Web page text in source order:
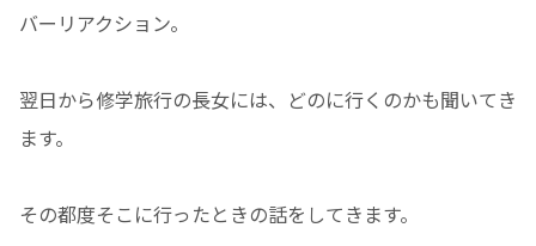
バーリアクション。
翌日から修学旅行の長女には、どのに行くのかも聞いてき
ます。
その都度そこに行ったときの話をしてきます。